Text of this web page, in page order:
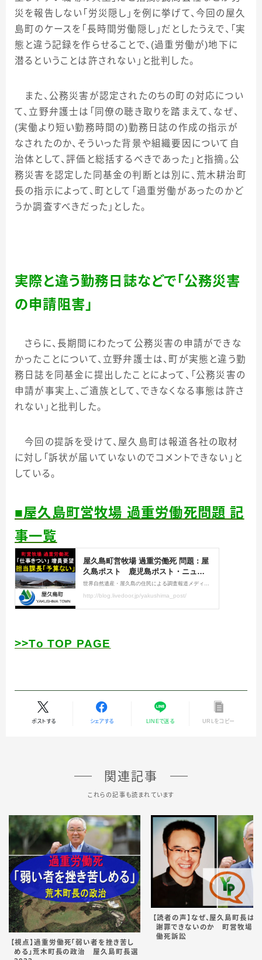
災を報告しない「労災隠し」を例に挙げて、今回の屋久
島町のケースを「長時間労働隠し」だとしたうえで、「実
態と違う記録を作らせることで、 (過重労働が)地下に
潜るということは許されない」と批判した。
また、公務災害が認定されたのちの町の対応につい
て、立野弁護士は「同僚の聴き取りを踏まえて、なぜ、
(実働より短い勤務時間の)勤務日誌の作成の指示が
なされたのか、そういった背景や組織要因について自
治体として、評価と総括するべきであった」と指摘。公
務災害を認定した同基金の判断とは別に、荒木耕治町
長の指示によって、町として「 過重労働があったのかど
うか調査すべきだった 」とした。
実際と違う勤務日誌などで「公務災害
の申請阻害」
さらに、長期間にわたって公務災害の申請ができな
かったことについて、立野弁護士は、町が実態と違う勤
務日誌を同基金に提出したことによって、「公務災害の
申請が事実上、ご遺族として、できなくなる事態は許さ
れない」と批判した。
今回の提訴を受けて、屋久島町は報道各社の取材
に対し「訴状が届いていないのでコメントできない」と
している。
■屋久島町営牧場 過重労働死問題 記
事一覧
＞＞To TOP PAGE
ポストする シェアする LINEで送る URLをコピー
関連記事
これらの記事も読まれています
【視点】過重労働死「弱い者を挫き苦し
める」荒木町長の政治 屋久島町長選
【読者の声】なぜ、屋久島町長は
謝罪できないのか 町営牧場
働死訴訟